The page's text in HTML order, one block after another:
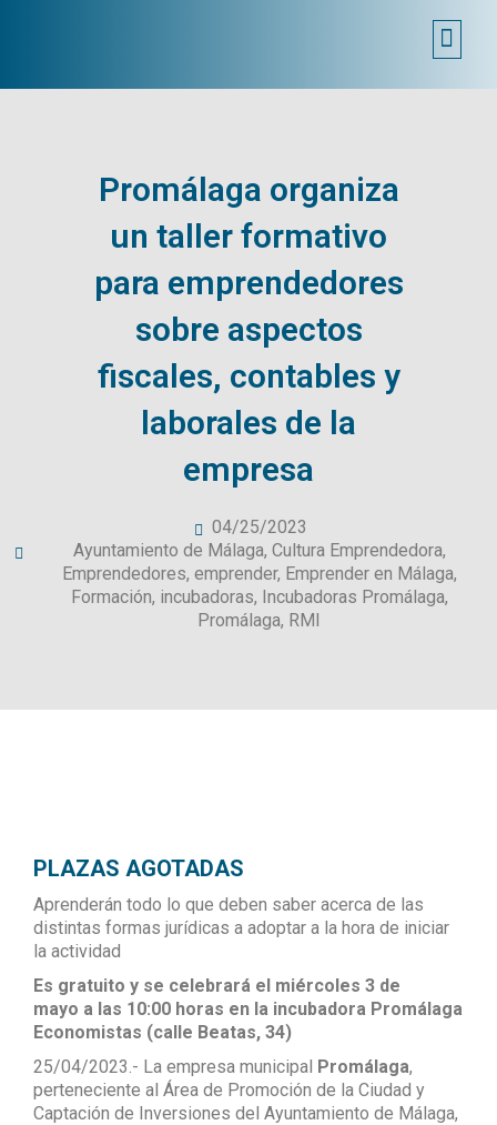
Promálaga organiza
un taller formativo
para emprendedores
sobre aspectos
fiscales, contables y
laborales de la
empresa
04/25/2023
Ayuntamiento de Málaga, Cultura Emprendedora,
Emprendedores, emprender, Emprender en Málaga,
Formación, incubadoras, Incubadoras Promálaga,
Promálaga, RMI
PLAZAS AGOTADAS
Aprenderán todo lo que deben saber acerca de las
distintas formas jurídicas a adoptar a la hora de iniciar
la actividad
Es gratuito y se celebrará el miércoles 3 de
mayo a las 10:00 horas en la incubadora Promálaga
Economistas (calle Beatas, 34)
25/04/2023.- La empresa municipal Promálaga,
perteneciente al Área de Promoción de la Ciudad y
Captación de Inversiones del Ayuntamiento de Málaga,